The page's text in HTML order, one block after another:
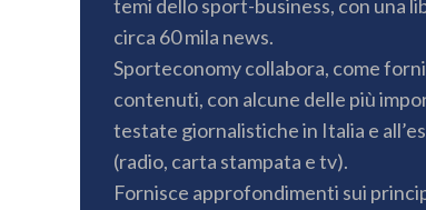
temi dello sport-business, con una
circa 60 mila news.
Sporteconomy collabora, come
contenuti, con alcune delle più
testate giornalistiche in Italia e
(radio, carta stampata e tv).
Fornisce approfondimenti sui